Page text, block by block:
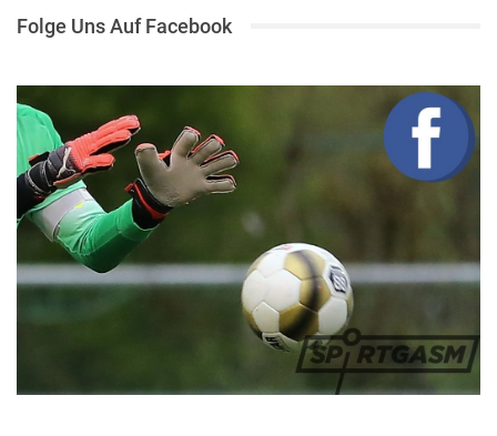
Folge Uns Auf Facebook